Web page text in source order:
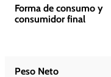
Forma de consumo y
consumidor final
Peso Neto